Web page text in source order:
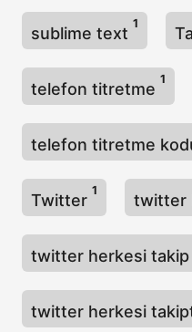
sublime text
1
telefon titretme
1
telefon titretme
Twitter
1
twitter
twitter herkesi
twitter herkesi